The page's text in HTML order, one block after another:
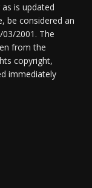
is updated
be considered an
2001. The
from the
copyright,
immediately